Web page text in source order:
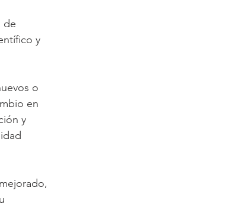
de
y
o
en
y